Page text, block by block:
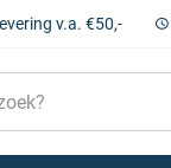
v.a. €50,-